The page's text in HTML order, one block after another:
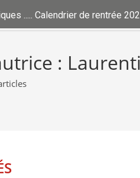
:
de rentrée 2026 dans